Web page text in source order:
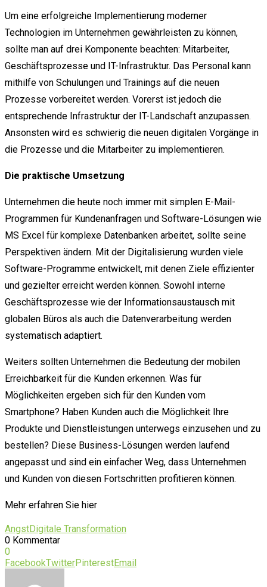
Um eine erfolgreiche Implementierung moderner
Technologien im Unternehmen gewährleisten zu können,
sollte man auf drei Komponente beachten: Mitarbeiter,
Geschäftsprozesse und IT-Infrastruktur. Das Personal kann
mithilfe von Schulungen und Trainings auf die neuen
Prozesse vorbereitet werden. Vorerst ist jedoch die
entsprechende Infrastruktur der IT-Landschaft anzupassen.
Ansonsten wird es schwierig die neuen digitalen Vorgänge in
die Prozesse und die Mitarbeiter zu implementieren.
Die praktische Umsetzung
Unternehmen die heute noch immer mit simplen E-Mail-
Programmen für Kundenanfragen und Software-Lösungen wie
MS Excel für komplexe Datenbanken arbeitet, sollte seine
Perspektiven ändern. Mit der Digitalisierung wurden viele
Software-Programme entwickelt, mit denen Ziele effizienter
und gezielter erreicht werden können. Sowohl interne
Geschäftsprozesse wie der Informationsaustausch mit
globalen Büros als auch die Datenverarbeitung werden
systematisch adaptiert.
Weiters sollten Unternehmen die Bedeutung der mobilen
Erreichbarkeit für die Kunden erkennen. Was für
Möglichkeiten ergeben sich für den Kunden vom
Smartphone? Haben Kunden auch die Möglichkeit Ihre
Produkte und Dienstleistungen unterwegs einzusehen und zu
bestellen? Diese Business-Lösungen werden laufend
angepasst und sind ein einfacher Weg, dass Unternehmen
und Kunden von diesen Fortschritten profitieren können.
Mehr erfahren Sie hier
AngstDigitale Transformation
0 Kommentar
0
FacebookTwitterPinterestEmail